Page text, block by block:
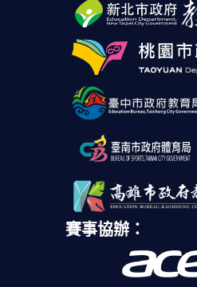
賽事協辦：